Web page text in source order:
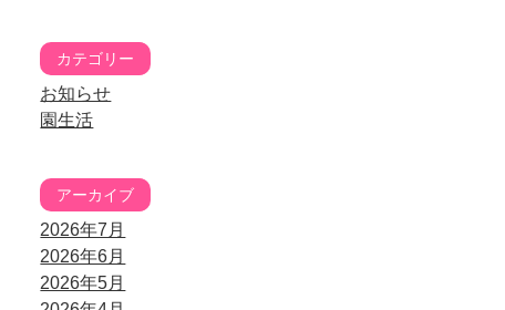
カテゴリー
お知らせ
園生活
アーカイブ
2026年7月
2026年6月
2026年5月